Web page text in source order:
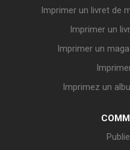
Imprimer un livret de
Imprimer un
Imprimer un
Imprimez un